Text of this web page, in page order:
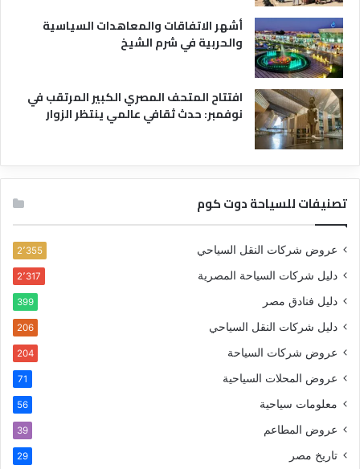
أشهر الاتفاقات والمعاهدات السياسية
والحربية في شرم الشيخ
افتتاح المتحف المصري الكبير المرتقب في
نوفمبر: حدث ثقافي عالمي ينتظر الزوار
تصنيفات للسياحة دوت كوم
عروض شركات النقل السياحي 2٬355
دليل شركات السياحة المصرية 2٬317
دليل فنادق مصر 399
دليل شركات النقل السياحي 206
عروض شركات السياحة 204
عروض المحلات السياحية 71
معلومات سياحية 56
عروض المطاعم 39
تاريخ مصر 29